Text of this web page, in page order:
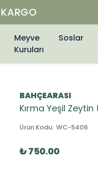
Meyve
Kuruları
Soslar
BAHÇEARASI
Kırma Yeşil Zeytin
Ürün Kodu: WC-5406
₺ 750.00